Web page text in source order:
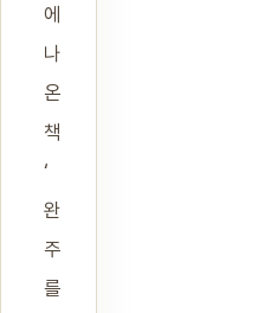
에
나
온
책
‘
완
주
를